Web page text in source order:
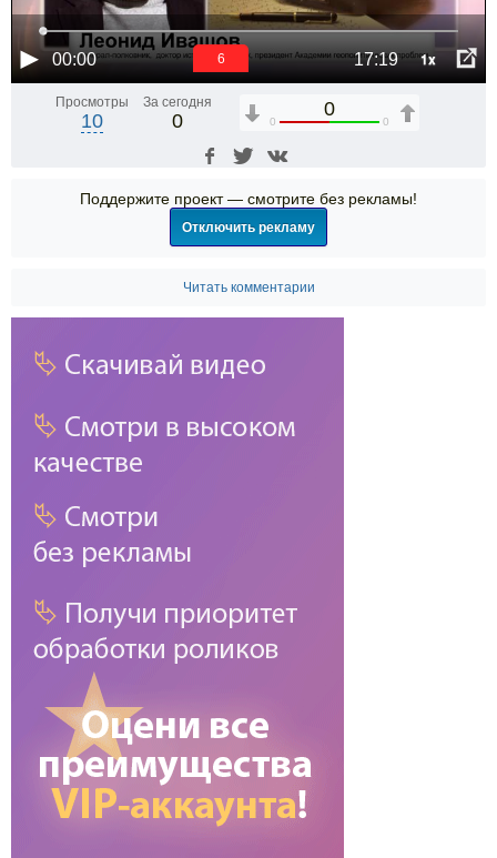
00:00 17:19 1x
6
Просмотры
10
За сегодня
0
0
0 0
Поддержите проект — смотрите без рекламы!
Отключить рекламу
Читать комментарии